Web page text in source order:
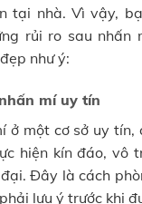
tại nhà. Vì vậy,
rủi ro sau nhấn
như ý:
mí uy tín
ở một cơ sở uy tín,
hiện kín đáo, vô
Đây là cách
lưu ý trước khi